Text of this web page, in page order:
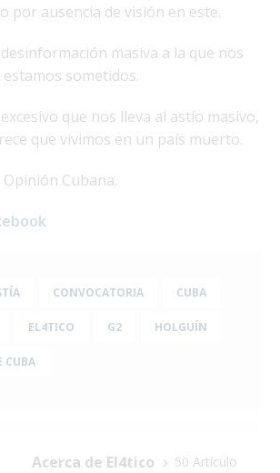
por ausencia de visión en este.
masiva a la que nos
sometidos.
que nos lleva al astío masivo,
que vivimos en un país muerto.
Opinión Cubana.
CONVOCATORIA CUBA
EL4TICO G2 HOLGUÍN
CUBA
Acerca de El4tico 50 Artículo